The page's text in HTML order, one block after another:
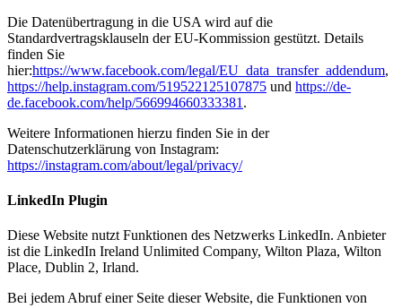
Die Datenübertragung in die USA wird auf die
Standardvertragsklauseln der EU-Kommission gestützt. Details
finden Sie
hier:https://www.facebook.com/legal/EU_data_transfer_addendum,
https://help.instagram.com/519522125107875 und https://de-
de.facebook.com/help/566994660333381 .
Weitere Informationen hierzu finden Sie in der
Datenschutzerklärung von Instagram:
https://instagram.com/about/legal/privacy/
LinkedIn Plugin
Diese Website nutzt Funktionen des Netzwerks LinkedIn. Anbieter
ist die LinkedIn Ireland Unlimited Company, Wilton Plaza, Wilton
Place, Dublin 2, Irland.
Bei jedem Abruf einer Seite dieser Website, die Funktionen von